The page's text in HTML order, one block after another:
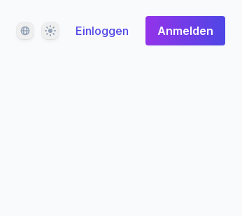
SpracheDesign Einloggen Anmelden